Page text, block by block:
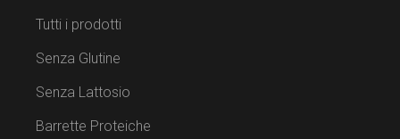
Tutti i prodotti
Senza Glutine
Senza Lattosio
Barrette Proteiche